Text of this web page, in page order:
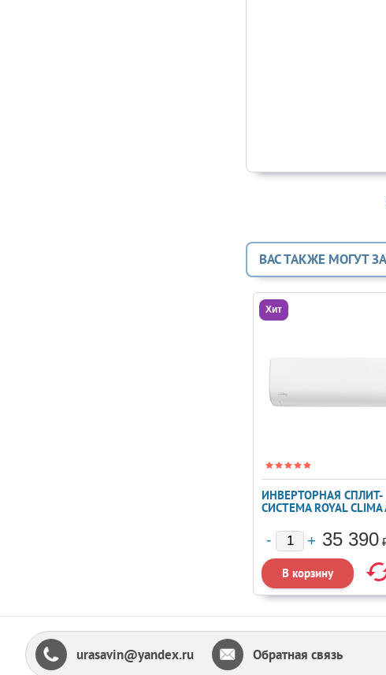
ВАС ТАКЖЕ МОГУТ
Хит
ИНВЕРТОРНАЯ СПЛИТ-
СИСТЕМА ROYAL CLIMA
35 390
urasavin@yandex.ru Обратная связь